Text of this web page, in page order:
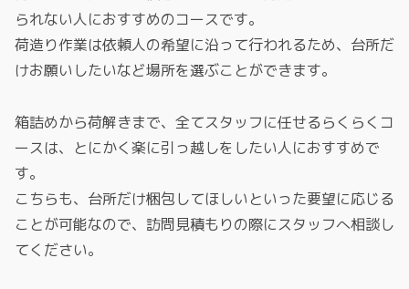
られない人におすすめのコースです。
荷造り作業は依頼人の希望に沿って行われるため、台所だ
けお願いしたいなど場所を選ぶことができます。
箱詰めから荷解きまで、全てスタッフに任せるらくらくコ
ースは、とにかく楽に引っ越しをしたい人におすすめで
す。
こちらも、台所だけ梱包してほしいといった要望に応じる
ことが可能なので、訪問見積もりの際にスタッフへ相談し
てください。